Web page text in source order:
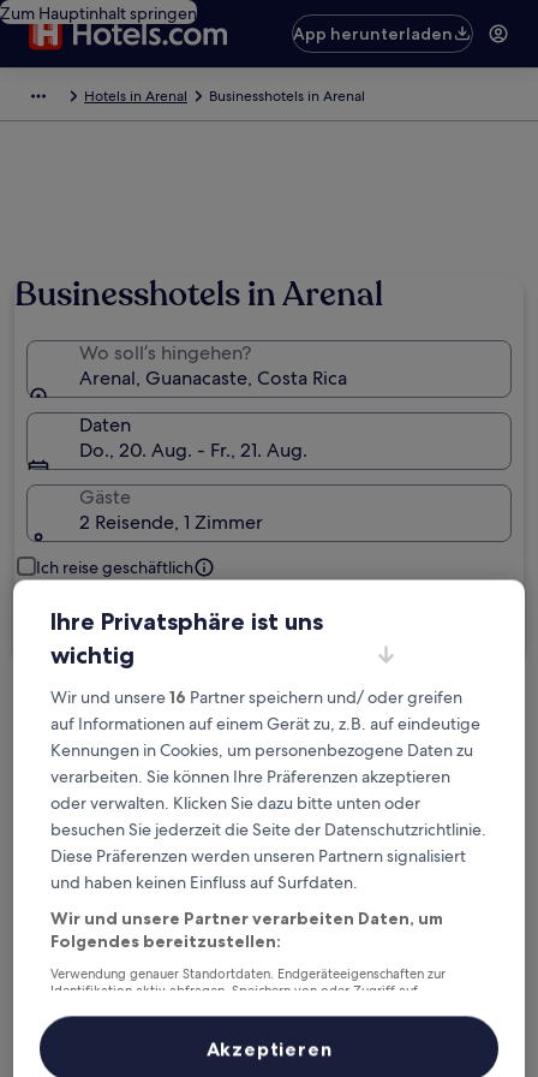
Zum Hauptinhalt springen
App herunterladen
Hotels in Arenal Businesshotels in Arenal
Businesshotels in Arenal
Wo soll’s hingehen?
Arenal, Guanacaste, Costa Rica
Daten
Do., 20. Aug. - Fr., 21. Aug.
Gäste
2 Reisende, 1 Zimmer
Ich reise geschäftlich
Suchen
Kostenlose Stornierung bei
Planänderungen
Verdiene Prämien für jede
wahrgenommene Übernachtung
Mehr sparen mit Preisen für Mitglieder
Überprüfe die Preise für diese Daten
Ihre Privatsphäre ist uns
wichtig
Wir und unsere16 Partner speichern und/ oder greifen
auf Informationen auf einem Gerät zu, z.B. auf eindeutige
Kennungen in Cookies, um personenbezogene Daten zu
verarbeiten. Sie können Ihre Präferenzen akzeptieren
oder verwalten. Klicken Sie dazu bitte unten oder
besuchen Sie jederzeit die Seite der Datenschutzrichtlinie.
Diese Präferenzen werden unseren Partnern signalisiert
und haben keinen Einfluss auf Surfdaten.
Wir und unsere Partner verarbeiten Daten, um
Folgendes bereitzustellen:
Verwendung genauer Standortdaten. Endgeräteeigenschaften zur
Identifikation aktiv abfragen. Speichern von oder Zugriff auf
Inhalte, Messung von Werbeleistung und der Performance von Inhalten,
Zielgruppenforschung sowie Entwicklung und Verbesserung von
Akzeptieren